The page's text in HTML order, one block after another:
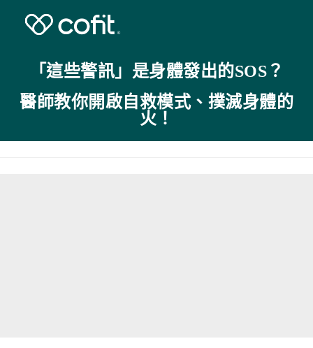
「這些警訊」是身體發出的SOS？
醫師教你開啟自救模式、撲滅身體的
火！